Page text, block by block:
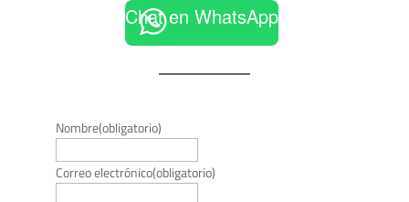
Chat en WhatsApp
Nombre(obligatorio)
Correo electrónico(obligatorio)